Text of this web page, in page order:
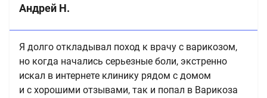
Андрей Н.
Я долго откладывал поход к врачу с варикозом,
но когда начались серьезные боли, экстренно
искал в интернете клинику рядом с домом
и с хорошими отзывами, так и попал в Варикоза